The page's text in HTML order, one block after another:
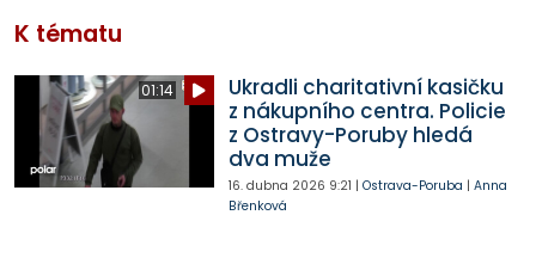
K tématu
01:14
Ukradli charitativní kasičku
z nákupního centra. Policie
z Ostravy-Poruby hledá
dva muže
16. dubna 2026 9:21 | Ostrava-Poruba | Anna
Břenková